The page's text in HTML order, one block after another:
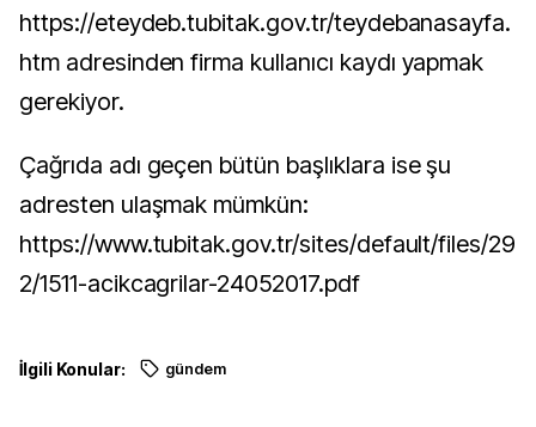
https://eteydeb.tubitak.gov.tr/teydebanasayfa.
htmadresinden firma kullanıcı kaydı yapmak
gerekiyor.
Çağrıda adı geçen bütün başlıklara ise şu
adresten ulaşmak mümkün:
https://www.tubitak.gov.tr/sites/default/files/29
2/1511-acikcagrilar-24052017.pdf
İlgili Konular: gündem